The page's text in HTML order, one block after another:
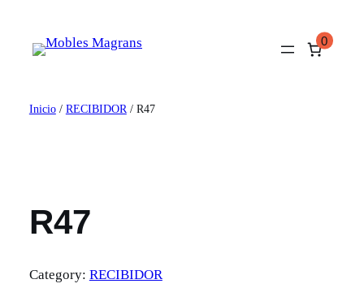
contenido
0
Inicio/ RECIBIDOR / R47
R47
Category: RECIBIDOR